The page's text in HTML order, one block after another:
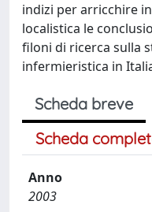
indizi per arricchire
localistica le
filoni di ricerca sulla
infermieristica in
Scheda breve
Scheda
Anno
2003